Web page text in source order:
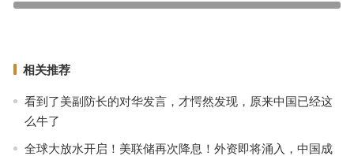
夜间加价购票靠谱吗？12306：有不能出票等风险
相关推荐
看到了美副防长的对华发言，才愕然发现，原来中国已经这
么牛了
全球大放水开启！美联储再次降息！外资即将涌入，中国成